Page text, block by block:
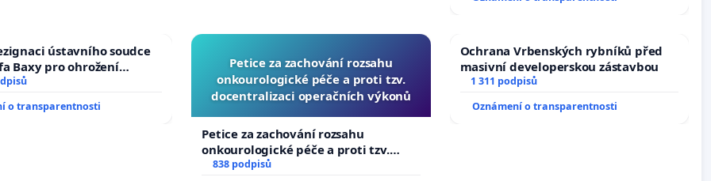
ústavního soudce
Baxy pro ohrožení
spravedlivý proces
o transparentnosti
Petice za zachování rozsahu
onkourologické péče a proti tzv.
docentralizaci operačních výkonů
Petice za zachování rozsahu
onkourologické péče a proti tzv.
docentralizaci operačních výkonů
838 podpisů
Ochrana Vrbenských rybníků před
masivní developerskou zástavbou
1 311 podpisů
Oznámení o transparentnosti